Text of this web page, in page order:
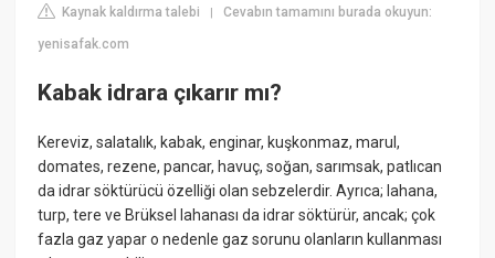
Kaynak kaldırma talebi |Cevabın tamamını burada okuyun:
yenisafak.com
Kabak idrara çıkarır mı?
Kereviz, salatalık, kabak, enginar, kuşkonmaz, marul,
domates, rezene, pancar, havuç, soğan, sarımsak, patlıcan
da idrar söktürücü özelliği olan sebzelerdir. Ayrıca; lahana,
turp, tere ve Brüksel lahanası da idrar söktürür, ancak; çok
fazla gaz yapar o nedenle gaz sorunu olanların kullanması